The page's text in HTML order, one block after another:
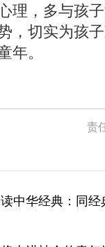
理，多与孩
，切实为孩
年。
责
中华经典：同经